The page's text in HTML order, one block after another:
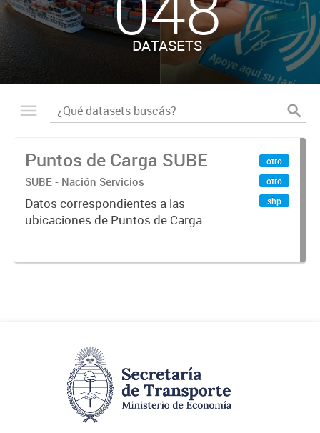
DATASETS
Puntos de Carga SUBE
SUBE - Nación Servicios
Datos correspondientes a las
ubicaciones de Puntos de Carga
otro
otro
shp